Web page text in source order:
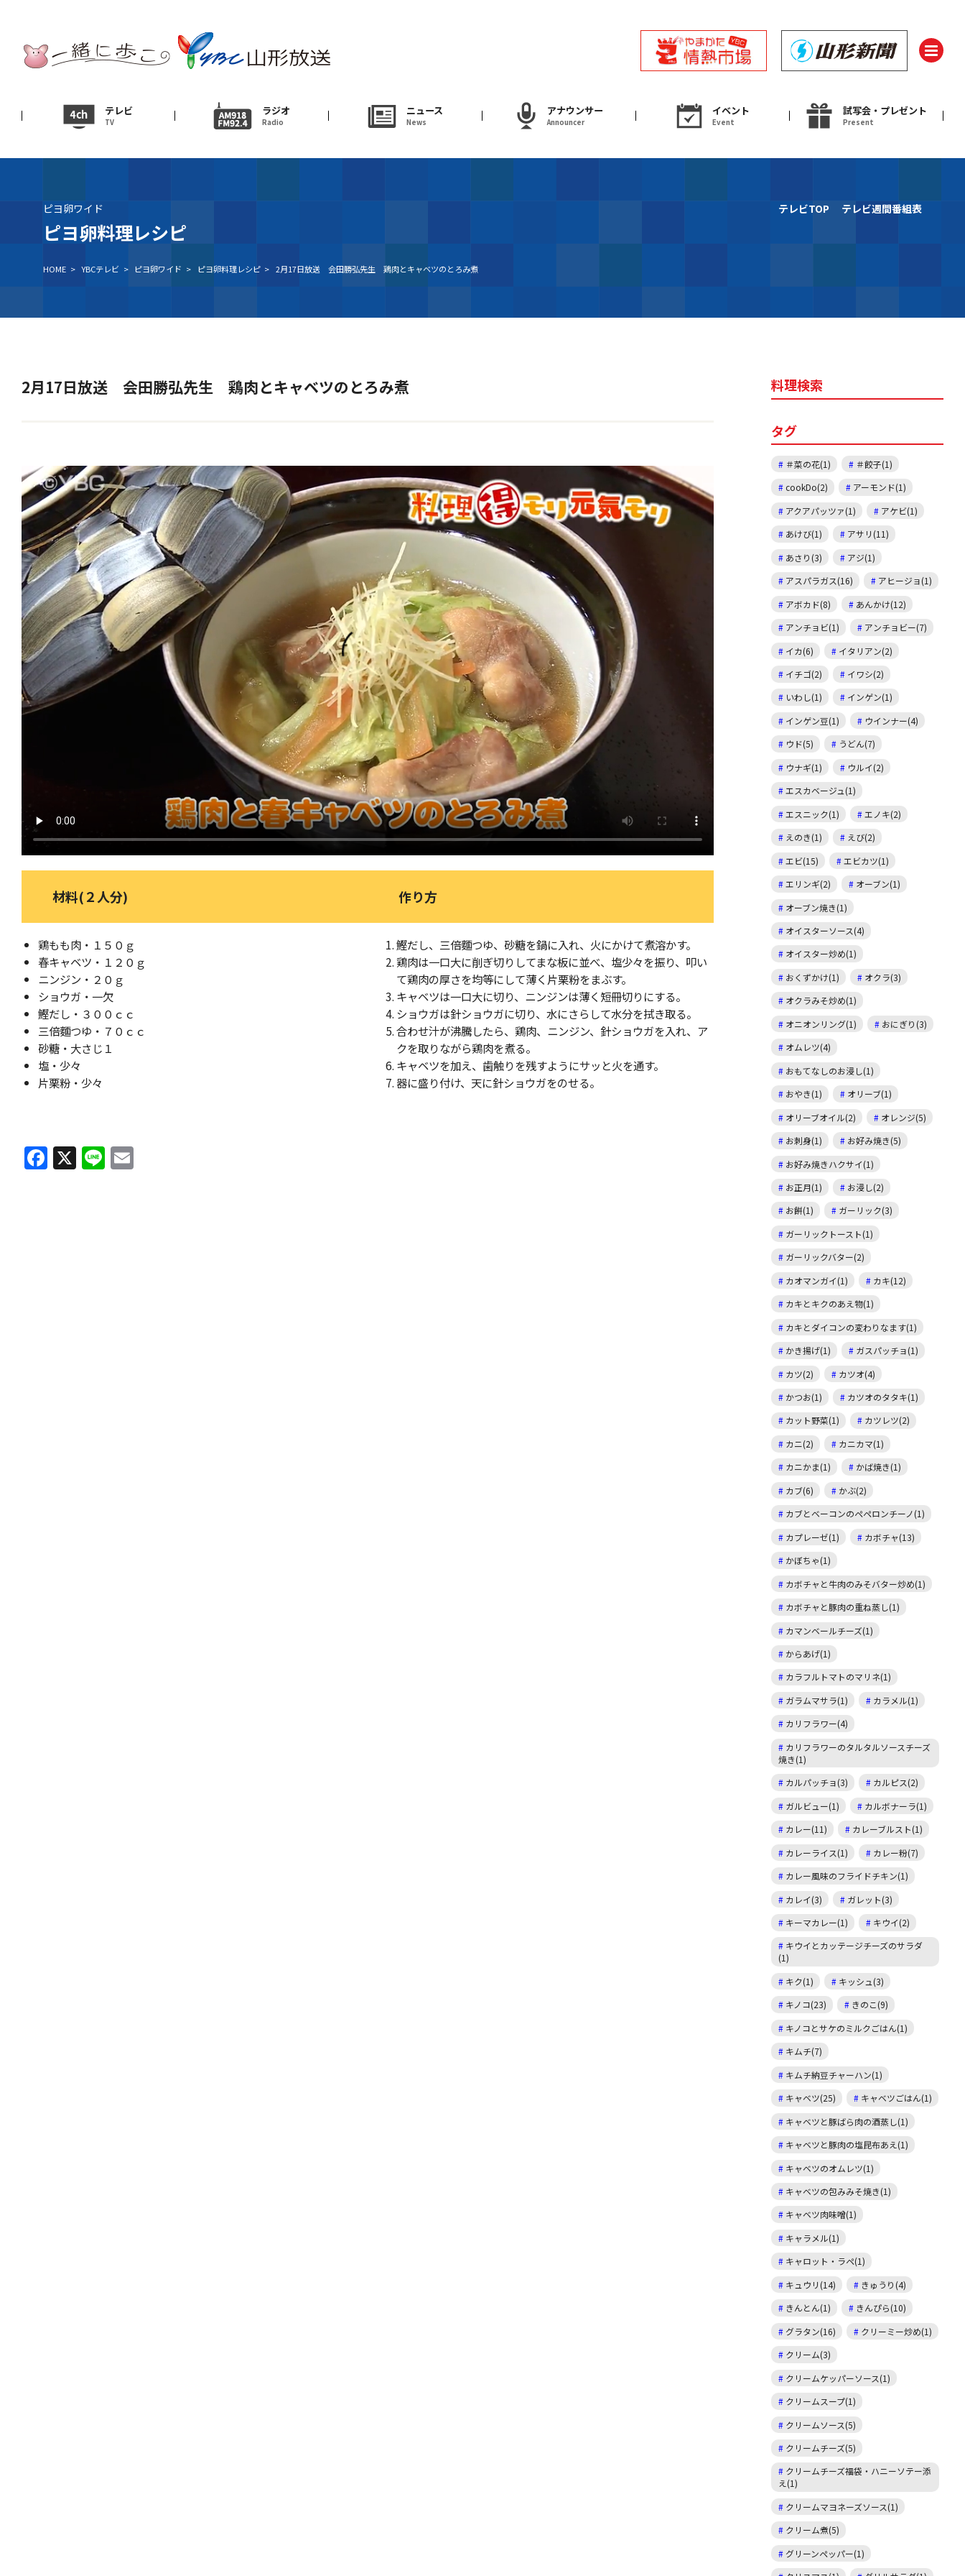
テレビ
TV
ラジオ
Radio
ニュース
News
アナウンサー
Announcer
イベント
Event
試写会・プレゼント
Present
テレビ
ニュース
News
アナウンサー
Announcer
イベント 試写会・プレゼント
ＹＢＣオンデマンド
ピヨ卵ワイド
ピヨ卵料理レシピ
テレビTOP テレビ週間番組表
HOME > YBCテレビ > ピヨ卵ワイド > ピヨ卵料理レシピ > 2月17日放送 会田勝弘先生 鶏肉とキャベツのとろみ煮
2月17日放送 会田勝弘先生 鶏肉とキャベツのとろみ煮
材料(２人分)
鶏もも肉・１５０ｇ
春キャベツ・１２０ｇ
ニンジン・２０ｇ
ショウガ・一欠
鰹だし・３００ｃｃ
三倍麵つゆ・７０ｃｃ
砂糖・大さじ１
塩・少々
片栗粉・少々
作り方
鰹だし、三倍麵つゆ、砂糖を鍋に入れ、火にかけて煮溶かす。
鶏肉は一口大に削ぎ切りしてまな板に並べ、塩少々を振り、叩い
て鶏肉の厚さを均等にして薄く片栗粉をまぶす。
キャベツは一口大に切り、ニンジンは薄く短冊切りにする。
ショウガは針ショウガに切り、水にさらして水分を拭き取る。
合わせ汁が沸騰したら、鶏肉、ニンジン、針ショウガを入れ、ア
クを取りながら鶏肉を煮る。
キャベツを加え、歯触りを残すようにサッと火を通す。
器に盛り付け、天に針ショウガをのせる。
F
a
X Li
n
料理検索
タグ
＃菜の花(1)
＃餃子(1)
cookDo(2)
アーモンド(1)
アクアパッツァ(1)
アケビ(1)
あけび(1)
アサリ(11)
あさり(3)
アジ(1)
アスパラガス(16)
アヒージョ(1)
アボカド(8)
あんかけ(12)
アンチョビ(1)
アンチョビー(7)
イカ(6)
イタリアン(2)
イチゴ(2)
イワシ(2)
いわし(1)
インゲン(1)
インゲン豆(1)
ウインナー(4)
ウド(5)
うどん(7)
ウナギ(1)
ウルイ(2)
エスカベージュ(1)
エスニック(1)
エノキ(2)
えのき(1)
えび(2)
エビ(15)
エビカツ(1)
エリンギ(2)
オーブン(1)
オーブン焼き(1)
オイスターソース(4)
オイスター炒め(1)
おくずかけ(1)
オクラ(3)
オクラみそ炒め(1)
オニオンリング(1)
おにぎり(3)
オムレツ(4)
おもてなしのお浸し(1)
おやき(1)
オリーブ(1)
オリーブオイル(2)
オレンジ(5)
お刺身(1)
お好み焼き(5)
お好み焼きハクサイ(1)
お正月(1)
お浸し(2)
お餅(1)
ガーリック(3)
ガーリックトースト(1)
ガーリックバター(2)
カオマンガイ(1)
カキ(12)
カキとキクのあえ物(1)
カキとダイコンの変わりなます(1)
かき揚げ(1)
ガスパッチョ(1)
カツ(2)
カツオ(4)
かつお(1)
カツオのタタキ(1)
カット野菜(1)
カツレツ(2)
カニ(2)
カニカマ(1)
カニかま(1)
かば焼き(1)
カブ(6)
かぶ(2)
カブとベーコンのペペロンチーノ(1)
カプレーゼ(1)
カボチャ(13)
かぼちゃ(1)
カボチャと牛肉のみそバター炒め(1)
カボチャと豚肉の重ね蒸し(1)
カマンベールチーズ(1)
からあげ(1)
カラフルトマトのマリネ(1)
ガラムマサラ(1)
カラメル(1)
カリフラワー(4)
カリフラワーのタルタルソースチーズ
焼き(1)
カルパッチョ(3)
カルピス(2)
ガルビュー(1)
カルボナーラ(1)
カレー(11)
カレーブルスト(1)
カレーライス(1)
カレー粉(7)
カレー風味のフライドチキン(1)
カレイ(3)
ガレット(3)
キーマカレー(1)
キウイ(2)
キウイとカッテージチーズのサラダ
(1)
キク(1)
キッシュ(3)
キノコ(23)
きのこ(9)
キノコとサケのミルクごはん(1)
キムチ(7)
キムチ納豆チャーハン(1)
キャベツ(25)
キャベツごはん(1)
キャベツと豚ばら肉の酒蒸し(1)
キャベツと豚肉の塩昆布あえ(1)
キャベツのオムレツ(1)
キャベツの包みみそ焼き(1)
キャベツ肉味噌(1)
キャラメル(1)
キャロット・ラペ(1)
キュウリ(14)
きゅうり(4)
きんとん(1)
きんぴら(10)
グラタン(16)
クリーミー炒め(1)
クリーム(3)
クリームケッパーソース(1)
クリームスープ(1)
クリームソース(5)
クリームチーズ(5)
クリームチーズ福袋・ハニーソテー添
え(1)
クリームマヨネーズソース(1)
クリーム煮(5)
グリーンペッパー(1)